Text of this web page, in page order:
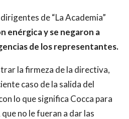
de “La Academia”
enérgica y se negaron a
de los representantes.
la firmeza de la directiva,
caso de la salida del
lo que significa Cocca para
no le fueran a dar las